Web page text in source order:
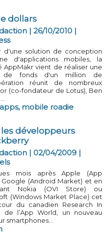
dollars
| 26/10/2010 |
d'une solution de conception
d'applications mobiles, la
AppMakr vient de réaliser une
de fonds d'un million de
réunit de nombreux
(co-fondateur de Lotus), Ben
, mobile roadie
les développeurs
| 02/04/2009 |
mois après Apple (App
Google (Android Market) et en
Nokia (OVI Store) ou
(Windows Market Place) cet
du canadien Research In
de l’App World, un nouveau